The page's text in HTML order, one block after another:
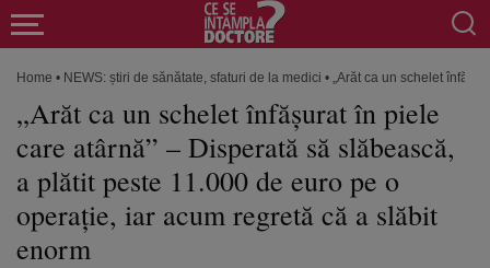
Home • NEWS: știri de sănătate, sfaturi de la medici • „Arăt ca un schelet
„Arăt ca un schelet înfășurat în piele
care atârnă” – Disperată să slăbească,
a plătit peste 11.000 de euro pe o
operație, iar acum regretă că a slăbit
enorm